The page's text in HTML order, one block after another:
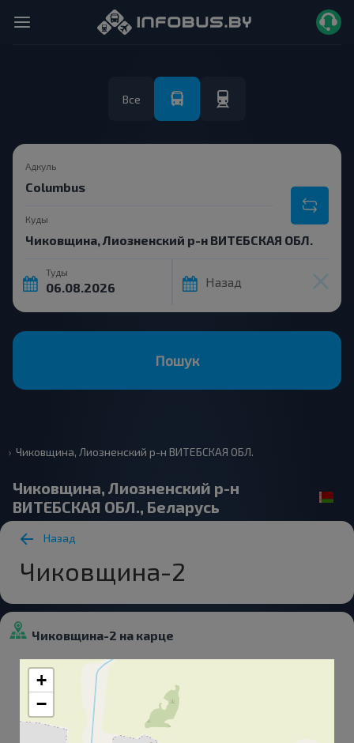
Все
Адкуль
Куды
Туды
Назад
Пошук
Чиковщина, Лиозненский р-н ВИТЕБСКАЯ ОБЛ.
Чиковщина, Лиозненский р-н
ВИТЕБСКАЯ ОБЛ., Беларусь
Назад
Чиковщина-2
Чиковщина-2 на карце
+
−